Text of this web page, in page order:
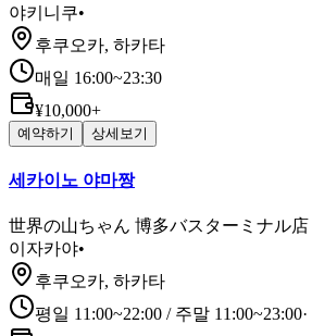
야키니쿠•
후쿠오카, 하카타
매일 16:00~23:30
¥10,000+
예약하기 상세보기
세카이노 야마짱
世界の山ちゃん 博多バスターミナル店
이자카야•
후쿠오카, 하카타
평일 11:00~22:00 / 주말 11:00~23:00·